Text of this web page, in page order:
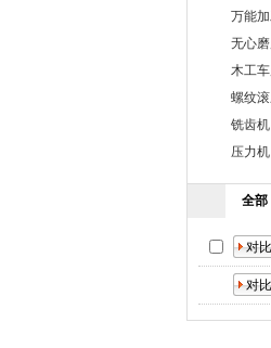
万能
无心
木工
螺纹
铣齿机
压力机
全部